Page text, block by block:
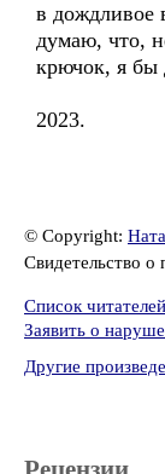
в дождливое
думаю, что,
крючок, я бы
2023.
© Copyright:
Свидетельство
Список читателей
Заявить о
Другие